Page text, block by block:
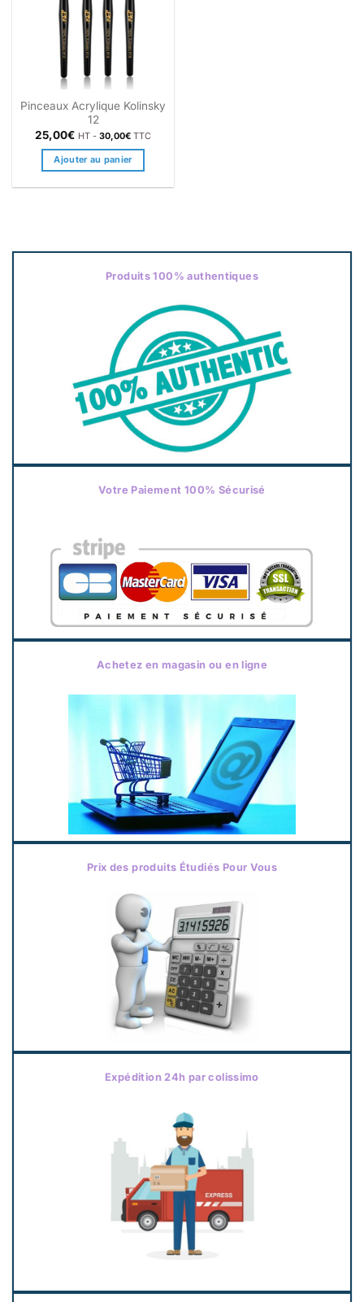
Pinceaux Acrylique Kolinsky
12
25,00€ HT - 30,00€ TTC
Ajouter au panier
Produits 100% authentiques
Votre Paiement 100% Sécurisé
Achetez en magasin ou en ligne
Prix des produits Étudiés Pour Vous
Expédition 24h par colissimo